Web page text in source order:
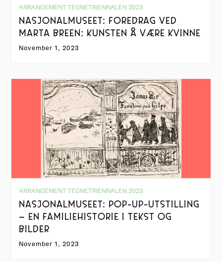
ARRANGEMENT TEGNETRIENNALEN 2023
NASJONALMUSEET: FOREDRAG VED
MARTA BREEN: KUNSTEN Å VÆRE KVINNE
November 1, 2023
ARRANGEMENT TEGNETRIENNALEN 2023
NASJONALMUSEET: POP-UP-UTSTILLING
– EN FAMILIEHISTORIE I TEKST OG
BILDER
November 1, 2023